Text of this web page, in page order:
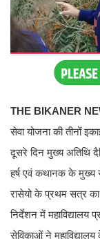
THE BIKANER
सेवा योजना की तीनों
दूसरे दिन मुख्य अतिथि
हर्ष एवं कथानक के मुख्य
रासेयो के प्रथम सत्र का
निर्देशन में
सेविकाओं ने